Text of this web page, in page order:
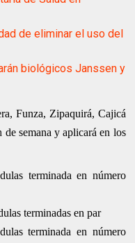
de eliminar el uso del
biológicos Janssen y
Funza, Zipaquirá, Cajicá
de semana y aplicaráen los
terminada en número
terminadas en par
terminada en número